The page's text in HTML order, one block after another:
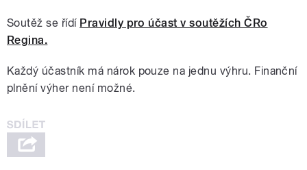
Soutěž se řídí Pravidly pro účast v soutěžích ČRo
Regina.
Každý účastník má nárok pouze na jednu výhru. Finanční
plnění výher není možné.